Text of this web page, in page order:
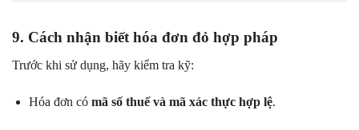
9. Cách nhận biết hóa đơn đỏ hợp pháp
Trước khi sử dụng, hãy kiểm tra kỹ:
Hóa đơn có mã số thuế và mã xác thực hợp lệ.